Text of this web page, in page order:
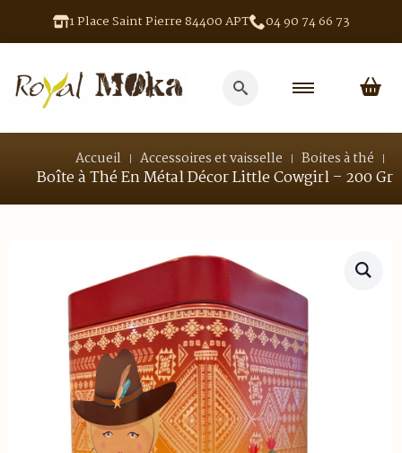
1 Place Saint Pierre 84400 APT 04 90 74 66 73
for:
Accueil Accessoires et vaisselle Boites à thé
Boîte à Thé En Métal Décor Little Cowgirl – 200 Gr